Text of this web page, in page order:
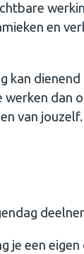
en
kan
dan
van jouzelf.
je een